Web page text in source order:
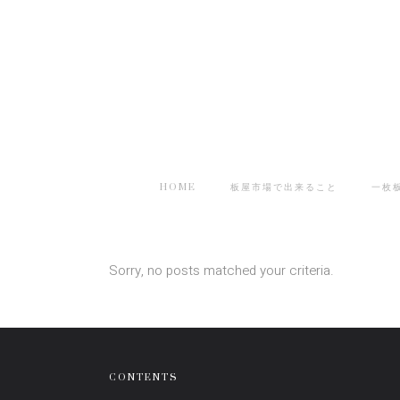
HOME 板屋市場で出来ること 一枚
Sorry, no posts matched your criteria.
CONTENTS